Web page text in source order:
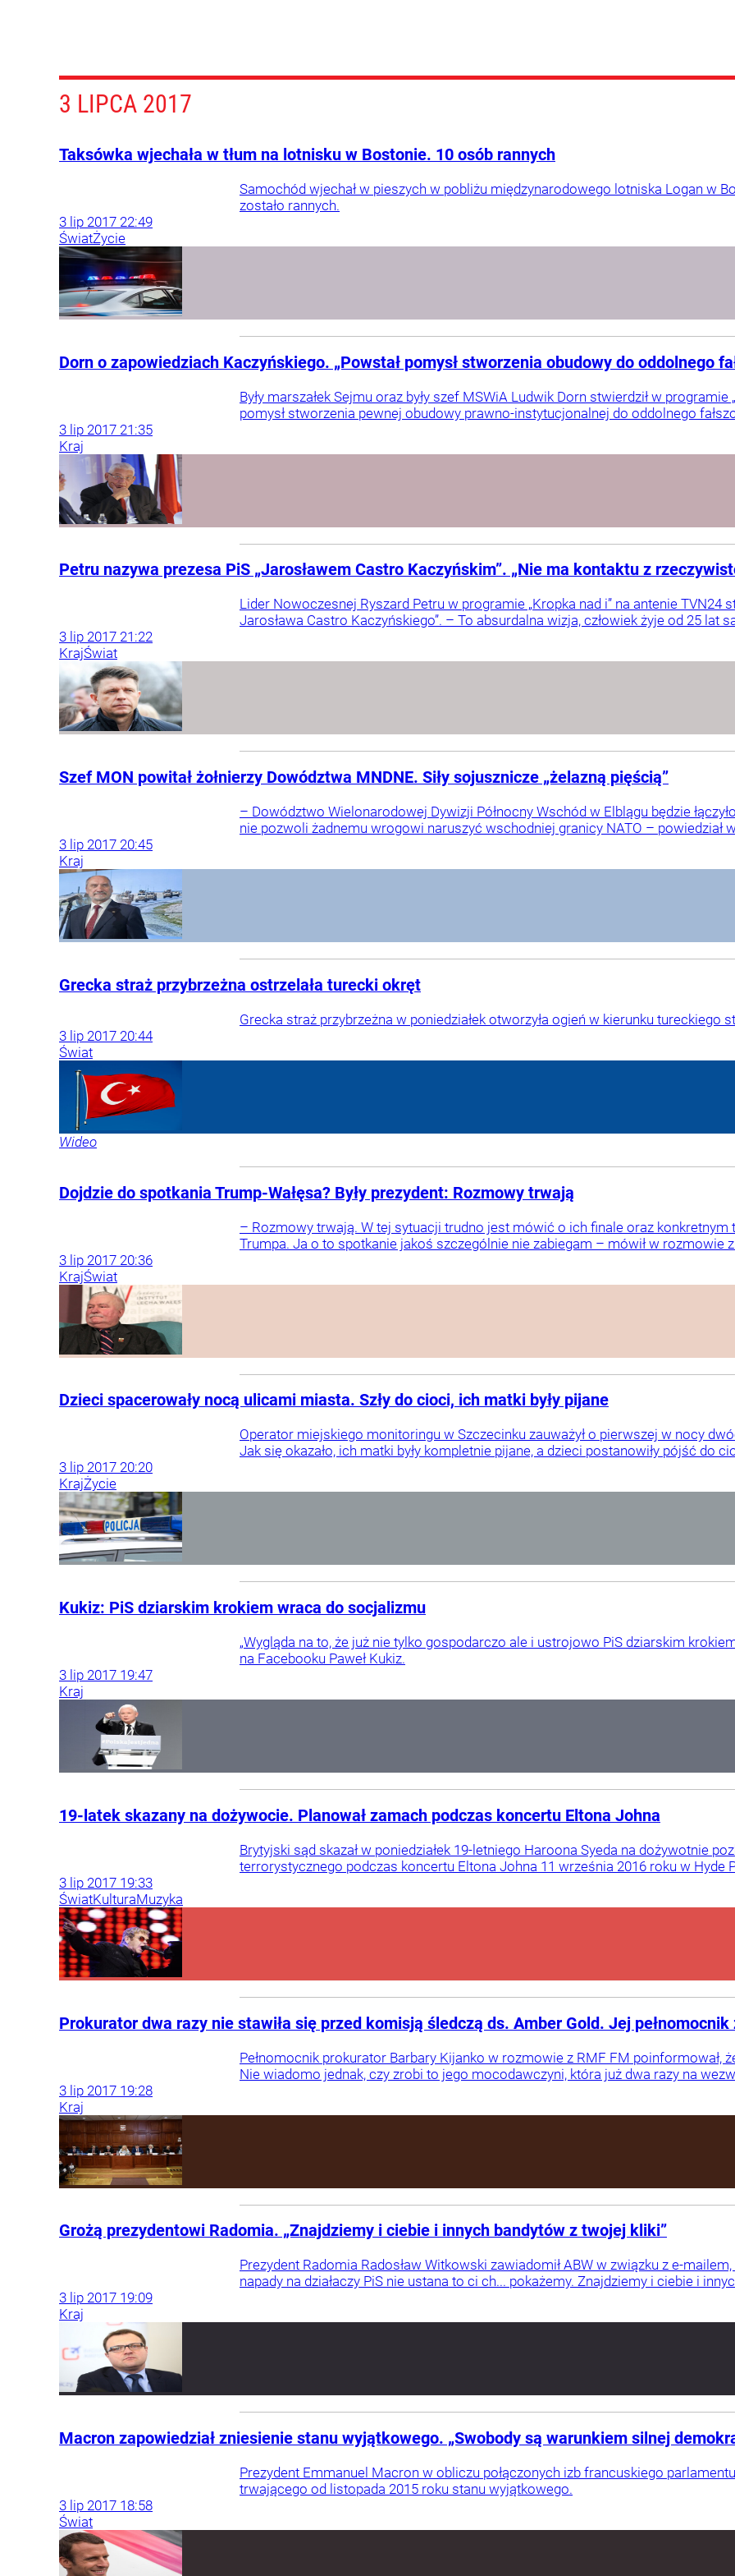
3 LIPCA 2017
Taksówka wjechała w tłum na lotnisku w Bostonie. 10 osób rannych
Samochód wjechał w pieszych w pobliżu międzynarodowego lotniska Logan w
zostało rannych.
3 lip 2017 22:49
ŚwiatŻycie
Dorn o zapowiedziach Kaczyńskiego. „Powstał pomysł stworzenia obudowy do oddolnego
Były marszałek Sejmu oraz były szef MSWiA Ludwik Dorn stwierdził w programie
pomysł stworzenia pewnej obudowy prawno-instytucjonalnej do oddolnego
3 lip 2017 21:35
Kraj
Petru nazywa prezesa PiS „Jarosławem Castro Kaczyńskim”. „Nie ma kontaktu z
Lider Nowoczesnej Ryszard Petru w programie „Kropka nad i” na antenie TVN24
Jarosława Castro Kaczyńskiego”. – To absurdalna wizja, człowiek żyje od 25 lat
3 lip 2017 21:22
KrajŚwiat
Szef MON powitał żołnierzy Dowództwa MNDNE. Siły sojusznicze „żelazną pięścią”
– Dowództwo Wielonarodowej Dywizji Północny Wschód w Elblągu będzie
nie pozwoli żadnemu wrogowi naruszyć wschodniej granicy NATO – powiedział
3 lip 2017 20:45
Kraj
Grecka straż przybrzeżna ostrzelała turecki okręt
Grecka straż przybrzeżna w poniedziałek otworzyła ogień w kierunku
3 lip 2017 20:44
Świat
Wideo
Dojdzie do spotkania Trump-Wałęsa? Były prezydent: Rozmowy trwają
– Rozmowy trwają. W tej sytuacji trudno jest mówić o ich finale oraz konkretnym
Trumpa. Ja o to spotkanie jakoś szczególnie nie zabiegam – mówił w rozmowie z
3 lip 2017 20:36
KrajŚwiat
Dzieci spacerowały nocą ulicami miasta. Szły do cioci, ich matki były pijane
Operator miejskiego monitoringu w Szczecinku zauważył o pierwszej w nocy
Jak się okazało, ich matki były kompletnie pijane, a dzieci postanowiły pójść do
3 lip 2017 20:20
KrajŻycie
Kukiz: PiS dziarskim krokiem wraca do socjalizmu
„Wygląda na to, że już nie tylko gospodarczo ale i ustrojowo PiS dziarskim
na Facebooku Paweł Kukiz.
3 lip 2017 19:47
Kraj
19-latek skazany na dożywocie. Planował zamach podczas koncertu Eltona Johna
Brytyjski sąd skazał w poniedziałek 19-letniego Haroona Syeda na dożywotnie
terrorystycznego podczas koncertu Eltona Johna 11 września 2016 roku w Hyde
3 lip 2017 19:33
ŚwiatKulturaMuzyka
Prokurator dwa razy nie stawiła się przed komisją śledczą ds. Amber Gold. Jej pełnomocnik
Pełnomocnik prokurator Barbary Kijanko w rozmowie z RMF FM poinformował,
Nie wiadomo jednak, czy zrobi to jego mocodawczyni, która już dwa razy na
3 lip 2017 19:28
Kraj
Grożą prezydentowi Radomia. „Znajdziemy i ciebie i innych bandytów z twojej kliki”
Prezydent Radomia Radosław Witkowski zawiadomił ABW w związku z e-
napady na działaczy PiS nie ustana to ci ch... pokażemy. Znajdziemy i ciebie i
3 lip 2017 19:09
Kraj
Macron zapowiedział zniesienie stanu wyjątkowego. „Swobody są warunkiem silnej
Prezydent Emmanuel Macron w obliczu połączonych izb francuskiego
trwającego od listopada 2015 roku stanu wyjątkowego.
3 lip 2017 18:58
Świat